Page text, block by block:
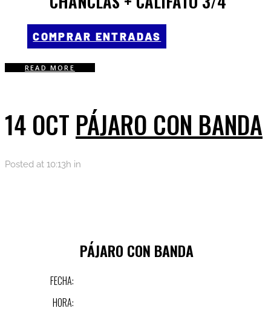
COMPRAR ENTRADAS
READ MORE
14 OCT PÁJARO CON BANDA
Posted at 10:13h in
PÁJARO CON BANDA
FECHA:
HORA: